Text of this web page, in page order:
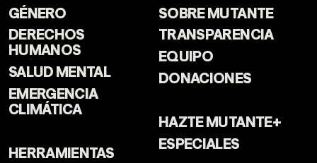
GÉNERO
DERECHOS
HUMANOS
SALUD MENTAL
EMERGENCIA
CLIMÁTICA
HERRAMIENTAS
SOBRE MUTANTE
TRANSPARENCIA
EQUIPO
DONACIONES
HAZTE MUTANTE+
ESPECIALES